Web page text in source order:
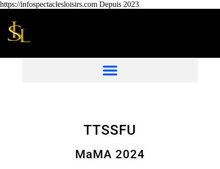
https://infospectaclesloisirs.com Depuis 2023
TTSSFU
MaMA 2024